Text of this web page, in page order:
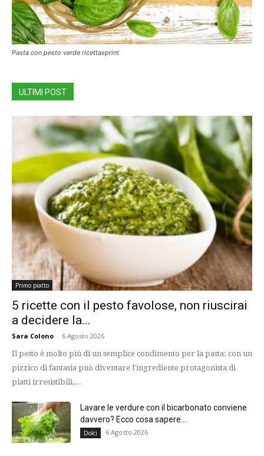
Pasta con pesto verde ricettasprint
ULTIMI POST
Primo piatto
5 ricette con il pesto favolose, non riuscirai
a decidere la...
Sara Colono - 6 Agosto 2026
Il pesto è molto più di un semplice condimento per la pasta: con un
pizzico di fantasia può diventare l'ingrediente protagonista di
piatti irresistibili,...
Lavare le verdure con il bicarbonato conviene
davvero? Ecco cosa sapere...
Dolci 6 Agosto 2026